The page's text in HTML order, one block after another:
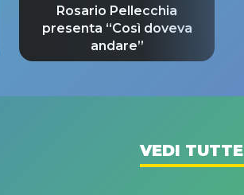
Rosario Pellecchia
presenta “Così doveva
andare”
VEDI TUTTE